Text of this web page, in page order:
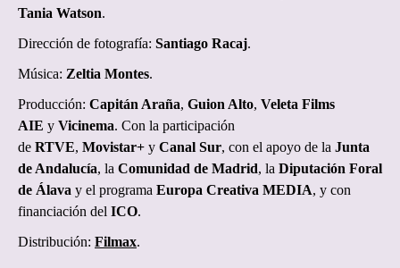
Tania Watson.
Dirección de fotografía: Santiago Racaj.
Música: Zeltia Montes.
Producción: Capitán Araña, Guion Alto, Veleta Films
AIE y Vicinema. Con la participación
de RTVE, Movistar+ y Canal Sur, con el apoyo de la Junta
de Andalucía, la Comunidad de Madrid, la Diputación Foral
de Álava y el programa Europa Creativa MEDIA, y con
financiación del ICO.
Distribución: Filmax.